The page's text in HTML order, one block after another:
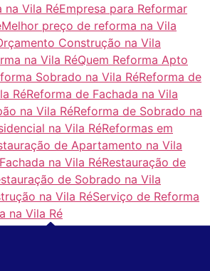
na Vila RéEmpresa para Reformar
Melhor preço de reforma na Vila
Construção na Vila
na Vila RéQuem Reforma Apto
Sobrado na Vila RéReforma de
RéReforma de Fachada na Vila
na Vila RéReforma de Sobrado na
na Vila RéReformas em
de Apartamento na Vila
na Vila RéRestauração de
de Sobrado na Vila
na Vila RéServiço de Reforma
na Vila Ré